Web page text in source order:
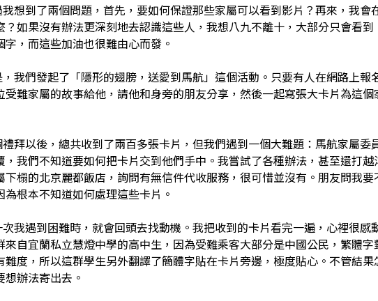
想到了兩個問題，首先，要如何保證那些家屬可以看到影片？再來，我會
？如果沒有辦法更深刻地去認識這些人，我想八九不離十，大部分只會看到
字，而這些加油也很難由心而發。
我們發起了「隱形的翅膀，送愛到馬航」這個活動。只要有人在網路上報
受難家屬的故事給他，請他和身旁的朋友分享，然後一起寫張大卡片為這個
拜以後，總共收到了兩百多張卡片，但我們遇到一個大難題：馬航家屬委
，我們不知道要如何把卡片交到他們手中。我嘗試了各種辦法，甚至還打越
下榻的北京麗都飯店，詢問有無信件代收服務，很可惜並沒有。朋友問我要
為根本不知道如何處理這些卡片。
我遇到困難時，就會回頭去找動機。我把收到的卡片看完一遍，心裡很感
來自宜蘭私立慧燈中學的高中生，因為受難乘客大部分是中國公民，繁體字
難度，所以這群學生另外翻譯了簡體字貼在卡片旁邊，極度貼心。不管結果
想辦法寄出去。